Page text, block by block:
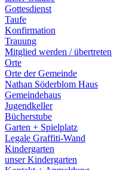
Gottesdienst
Taufe
Konfirmation
Trauung
Mitglied werden / übertreten
Orte
Orte der Gemeinde
Nathan Söderblom Haus
Gemeindehaus
Jugendkeller
Bücherstube
Garten + Spielplatz
Legale Graffiti-Wand
Kindergarten
unser Kindergarten